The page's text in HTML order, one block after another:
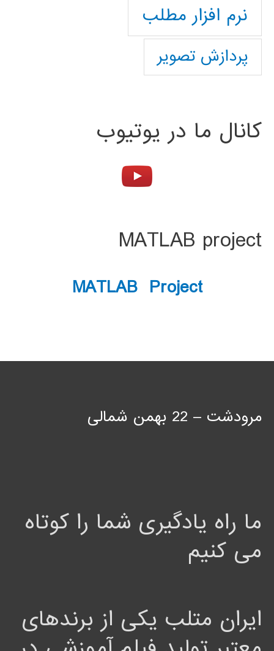
نرم افزار مطلب
پردازش تصویر
کانال ما در یوتیوب
MATLAB project
MATLAB Project
مرودشت – 22 بهمن شمالی
ما راه یادگیری شما را کوتاه
می کنیم
ایران متلب یکی از برندهای